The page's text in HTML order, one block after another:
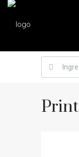
Print